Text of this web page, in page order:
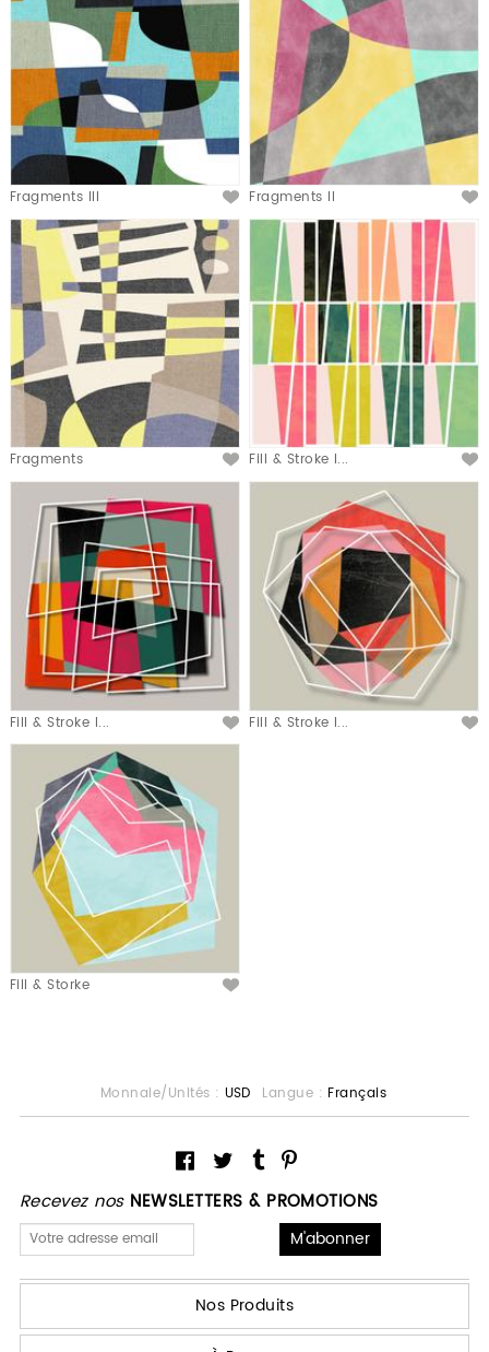
Fragments III Fragments II
Fragments Fill & Stroke I...
Fill & Stroke I... Fill & Stroke I...
Fill & Storke
Recevez nos NEWSLETTERS & PROMOTIONS
Monnaie/Unités : USD Langue : Français
Nos Produits